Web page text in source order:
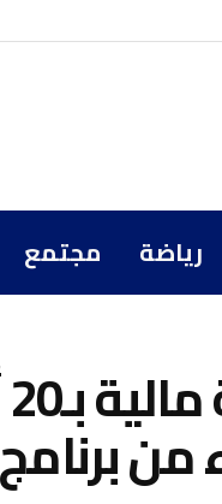
رياضة مجتمع
برنامج